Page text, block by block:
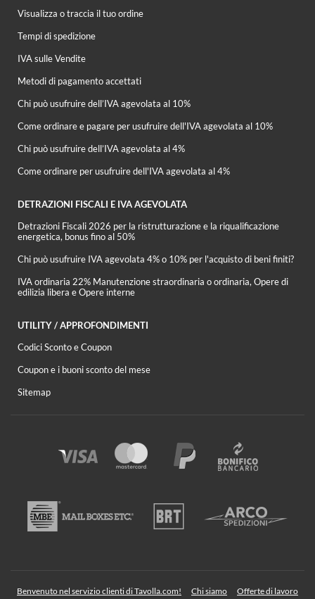
Visualizza o traccia il tuo ordine
Tempi di spedizione
IVA sulle Vendite
Metodi di pagamento accettati
Chi può usufruire dell’IVA agevolata al 10%
Come ordinare e pagare per usufruire dell'IVA agevolata al 10%
Chi può usufruire dell’IVA agevolata al 4%
Come ordinare per usufruire dell'IVA agevolata al 4%
DETRAZIONI FISCALI E IVA AGEVOLATA
Detrazioni Fiscali 2026 per la ristrutturazione e la riqualificazione
energetica, bonus fino al 50%
Chi può usufruire IVA agevolata 4% o 10% per l'acquisto di beni finiti?
IVA ordinaria 22% Manutenzione straordinaria o ordinaria, Opere di
edilizia libera e Opere interne
UTILITY / APPROFONDIMENTI
Codici Sconto e Coupon
Coupon e i buoni sconto del mese
Sitemap
Benvenuto nel servizio clienti di Tavolla.com! Chi siamo Offerte di lavoro